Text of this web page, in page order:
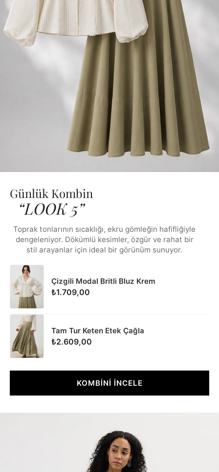
Günlük Kombin
“LOOK 5”
Toprak tonlarının sıcaklığı, ekru gömleğin hafifliğiyle
dengeleniyor. Dökümlü kesimler, özgür ve rahat bir
stil arayanlar için ideal bir görünüm sunuyor.
Çizgili Modal Britli Bluz Krem
₺1.709,00
Tam Tur Keten Etek Çağla
₺2.609,00
KOMBİNİ İNCELE